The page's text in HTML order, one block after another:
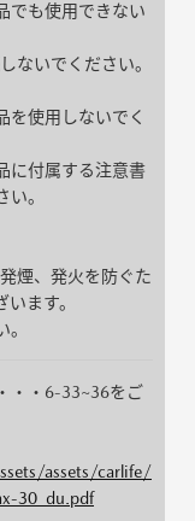
でも使用できない
ないでください。
使用しないでく
に付属する注意書
。
煙、発火を防ぐた
ます。
・・6-33~36をご
assets/carlife/
30_du.pdf